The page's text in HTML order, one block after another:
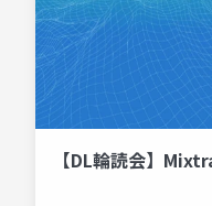
【DL輪読会】